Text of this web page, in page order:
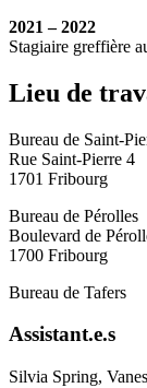
2021 – 2022
Stagiaire greffière
Lieu de
Bureau de Saint-
Rue Saint-Pierre 4
1701 Fribourg
Bureau de Pérolles
Boulevard de
1700 Fribourg
Bureau de Tafers
Assistant.e.s
Silvia Spring,